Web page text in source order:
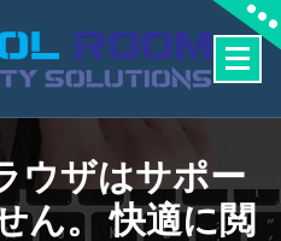
ウザはサポー
ん。 快適に閲